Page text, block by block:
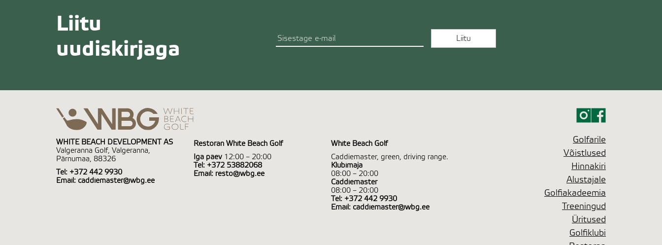
Liitu
uudiskirjaga
WHITE BEACH DEVELOPMENT AS
Valgeranna Golf, Valgeranna,
Pärnumaa, 88326
Tel: +372 442 9930
Email: caddiemaster@wbg.ee
Restoran White Beach Golf
Iga päev 12:00 – 20:00
Tel: +372 53882068
Email: resto@wbg.ee
White Beach Golf
Caddiemaster, green, driving range.
Klubimaja
08:00 – 20:00
Caddiemaster
08:00 – 20:00
Tel: +372 442 9930
Email: caddiemaster@wbg.ee
Golfarile
Võistlused
Hinnakiri
Alustajale
Golfiakadeemia
Treeningud
Üritused
Golfiklubi